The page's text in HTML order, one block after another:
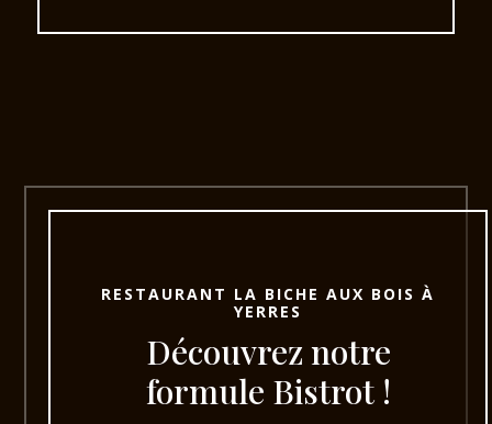
RESTAURANT LA BICHE AUX BOIS À
YERRES
Découvrez notre
formule Bistrot !